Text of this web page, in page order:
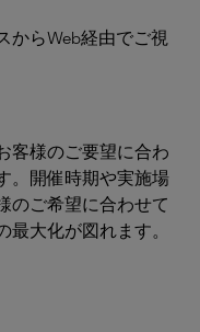
からWeb経由でご視
客様のご要望に合わ
。開催時期や実施場
のご希望に合わせて
大化が図れます。